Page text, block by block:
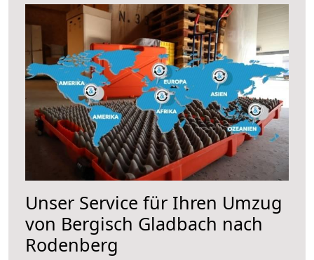
Unser Service für Ihren Umzug
von Bergisch Gladbach nach
Rodenberg